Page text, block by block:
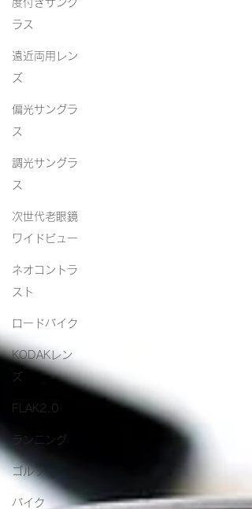
度付きサング
ラス
遠近両用レン
ズ
偏光サングラ
ス
調光サングラ
ス
次世代老眼鏡
ワイドビュー
ネオコントラ
スト
ロードバイク
KODAKレン
ズ
FLAK2.0
ランニング
ゴルフ
バイク